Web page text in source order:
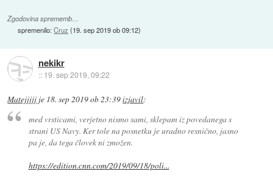
Zgodovina sprememb…
spremenilo:Cruz (19. sep 2019 ob 09:12)
nekikr
:: 19. sep 2019, 09:22
Matejjjjj je 18. sep 2019 ob 23:39izjavil:
med vrsticami, verjetno nismo sami, sklepam iz povedanega s
strani US Navy. Ker tole na posnetku je uradno resnično, jasno
pa je, da tega človek ni zmožen.
https://edition.cnn.com/2019/09/18/poli...